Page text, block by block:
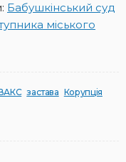
Бабушкінський суд
міського
застава Корупція